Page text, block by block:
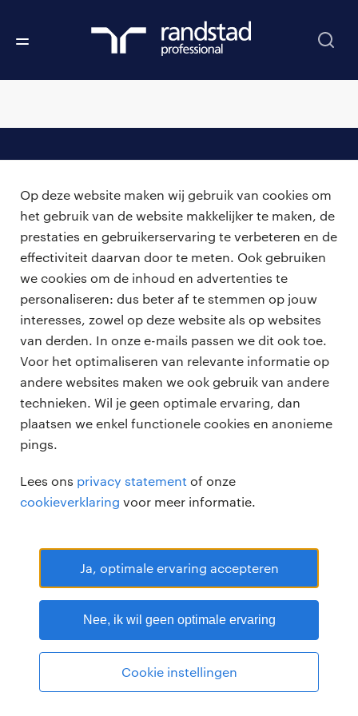
Op deze website maken wij gebruik van cookies om
het gebruik van de website makkelijker te maken, de
prestaties en gebruikerservaring te verbeteren en de
effectiviteit daarvan door te meten. Ook gebruiken
we cookies om de inhoud en advertenties te
personaliseren: dus beter af te stemmen op jouw
interesses, zowel op deze website als op websites
van derden. In onze e-mails passen we dit ook toe.
Voor het optimaliseren van relevante informatie op
andere websites maken we ook gebruik van andere
technieken. Wil je geen optimale ervaring, dan
plaatsen we enkel functionele cookies en anonieme
pings.
Lees ons privacy statement of onze
cookieverklaring voor meer informatie.
Ja, optimale ervaring accepteren
Nee, ik wil geen optimale ervaring
Cookie instellingen
vacatures
zzp-opdrachten
careers for expats
voor opdrachtgevers
algemene voorwaarden
over ons
bmc
onze kantoren
Randstad Professional Google score 4.15 -
RANDSTAD PROFESSIONAL is een geregistreerd handelsmerk van
Randstad N.V.